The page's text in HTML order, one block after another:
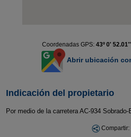
Coordenadas GPS: 43º 0'
Abrir ubicación
Indicación del propietario
Por medio de la carretera AC-934 Sobrado-
Compartir: